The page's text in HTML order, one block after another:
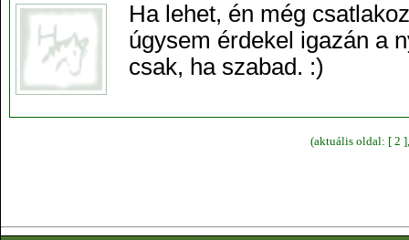
Ha lehet, én még
úgysem érdekel igazán a
csak, ha szabad. :)
(aktuális oldal: [ 2